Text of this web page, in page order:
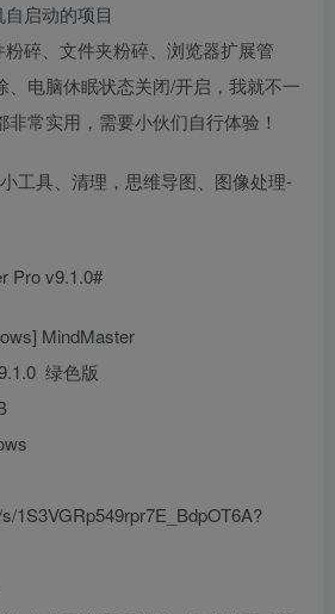
启动的项目
碎、文件夹粉碎、浏览器扩展管
、电脑休眠状态关闭/开启，我就不一
常实用，需要小伙们自行体验！
Pro v9.1.0#
MindMaster
绿色版
1S3VGRp549rpr7E_BdpOT6A?